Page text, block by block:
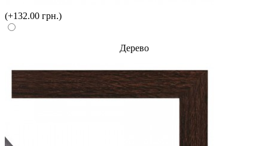
(+132.00 грн.)
Дерево